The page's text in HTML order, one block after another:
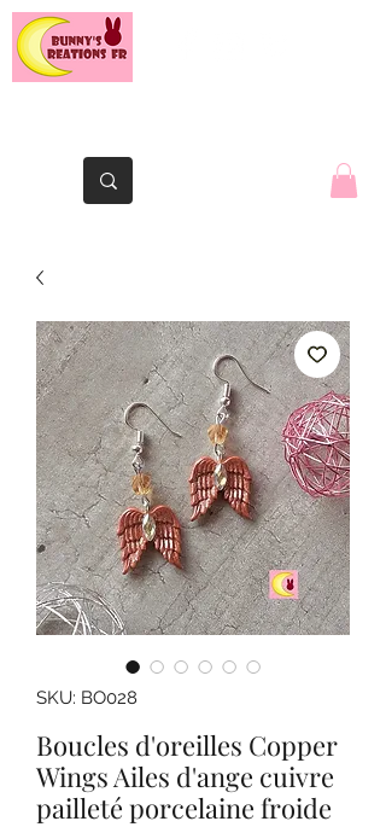
SKU: BO028
Boucles d'oreilles Copper
Wings Ailes d'ange cuivre
pailleté porcelaine froide